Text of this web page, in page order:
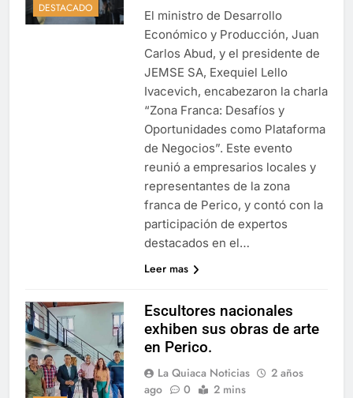
DESTACADO
El ministro de Desarrollo
Económico y Producción, Juan
Carlos Abud, y el presidente de
JEMSE SA, Exequiel Lello
Ivacevich, encabezaron la charla
“Zona Franca: Desafíos y
Oportunidades como Plataforma
de Negocios”. Este evento
reunió a empresarios locales y
representantes de la zona
franca de Perico, y contó con la
participación de expertos
destacados en el…
Leer mas
Escultores nacionales
exhiben sus obras de arte
en Perico.
La Quiaca Noticias
2 años
ago
0 2 mins